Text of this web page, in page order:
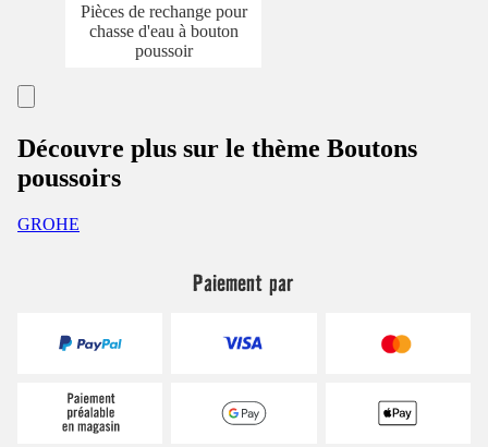
Pièces de rechange pour
chasse d'eau à bouton
poussoir
Découvre plus sur le thème Boutons
poussoirs
GROHE
Paiement par